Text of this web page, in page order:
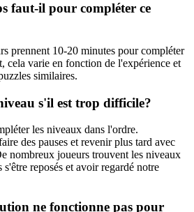
faut-il pour compléter ce
prennent 10-20 minutes pour compléter
cela varie en fonction de l'expérience et
similaires.
s'il est trop difficile?
les niveaux dans l'ordre.
des pauses et revenir plus tard avec
nombreux joueurs trouvent les niveaux
reposés et avoir regardé notre
ne fonctionne pas pour